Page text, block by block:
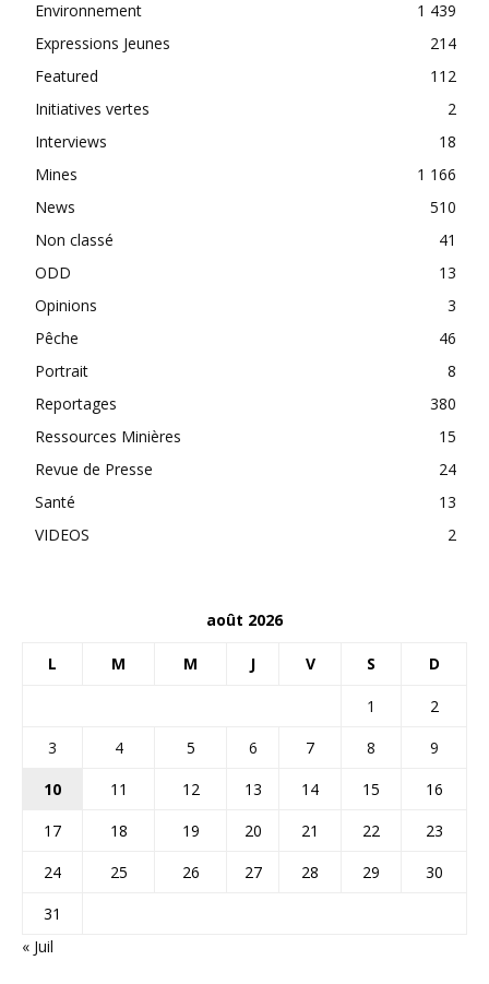
Environnement
1 439
Expressions Jeunes
214
Featured
112
Initiatives vertes
2
Interviews
18
Mines
1 166
News
510
Non classé
41
ODD
13
Opinions
3
Pêche
46
Portrait
8
Reportages
380
Ressources Minières
15
Revue de Presse
24
Santé
13
VIDEOS
2
août 2026
L M M J V S D
1
2
3
4 5 6 7 8
9
10
11 12 13 14 15
16
17
18 19 20 21 22
23
24
25 26 27 28 29
30
31
« Juil